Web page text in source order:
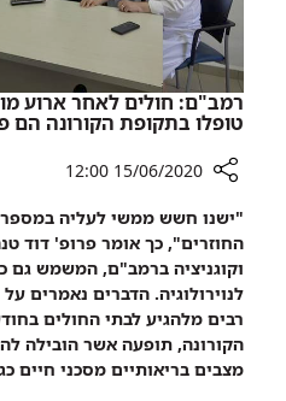
רמב"ם: חולים לאחר ארוע
טופלו בתקופת הקורונה
שיתוף
רמב"ם:
חולים
לאחר
ארוע
מוחי
15/06/2020 12:00
"ישנו חשש ממשי לעליה במספר
החוזרים", כך אומר פרופ' דוד
וקוגניציה ברמב"ם, המשמש גם
לנוירולוגיה. הדברים נאמרים
רבים מלהגיע לבתי החולים
הקורונה, תופעה אשר הובילה
מצבים בריאותיים מסכני חיים